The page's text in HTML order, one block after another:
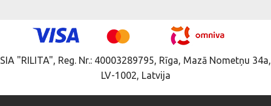
SIA "RILITA", Reg. Nr.: 40003289795, Rīga, Mazā Nometņu 34a,
LV-1002, Latvija